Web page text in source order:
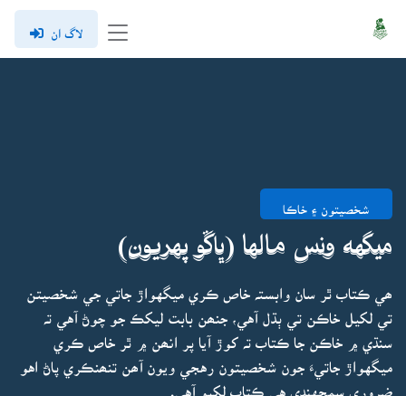
لاگ ان
شخصيتون ۽ خاڪا
ميگهه ونس مالها (ڀاڱو پهريون)
ھي ڪتاب ٿر سان وابستہ خاص ڪري ميگهواڙ جاتي جي شخصيتن
تي لکيل خاڪن تي ٻڌل آهي، جنھن بابت ليکڪ جو چوڻ آهي تہ
سنڌي ۾ خاڪن جا ڪتاب تہ کوڙ آيا پر انھن ۾ ٿر خاص ڪري
ميگهواڙ جاتيءَ جون شخصيتون رهجي ويون آھن تنھنڪري پاڻ اهو
ضروري سمجهندي هي ڪتاب لکيو آهي.